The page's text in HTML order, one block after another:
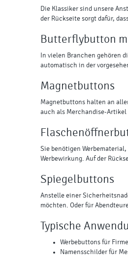
Die Klassiker sind unsere
der Rückseite sorgt dafür,
Butterflybutton
In vielen Branchen gehören
automatisch in der
Magnetbuttons
Magnetbuttons halten an
auch als Merchandise-
Sie benötigen
Werbewirkung. Auf der
Spiegelbuttons
Anstelle einer
möchten. Oder für
Typische
Werbebuttons für
Namensschilder für